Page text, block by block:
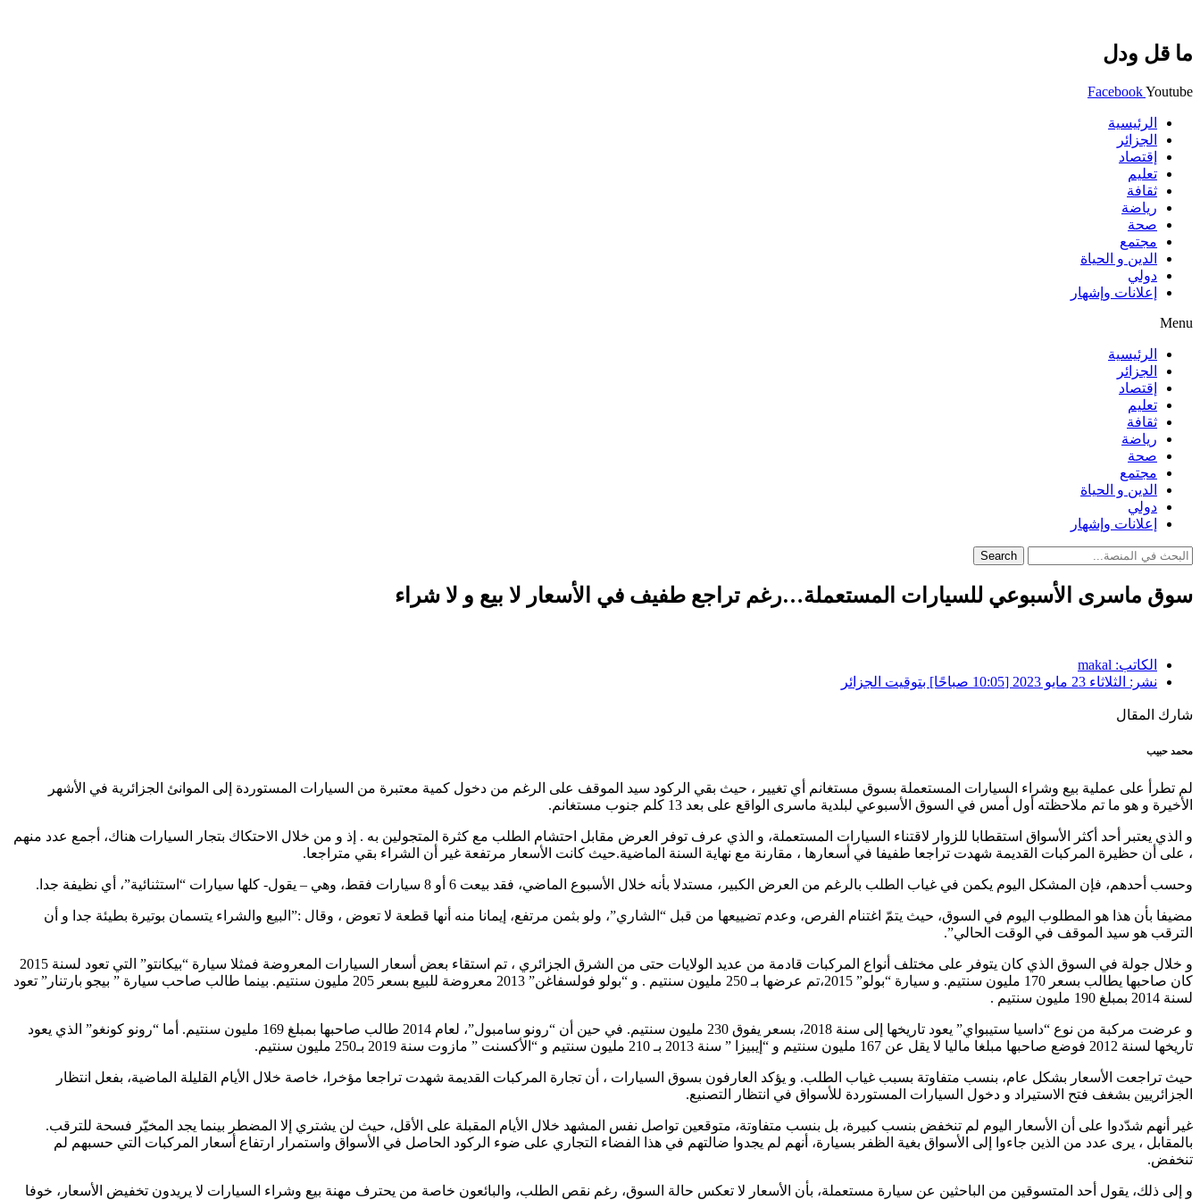
ما قل ودل
FacebookYoutube
الرئيسية
الجزائر
إقتصاد
تعليم
ثقافة
رياضة
صحة
مجتمع
الدين و الحياة
دولي
إعلانات وإشهار
Menu
الرئيسية
الجزائر
إقتصاد
تعليم
ثقافة
رياضة
صحة
مجتمع
الدين و الحياة
دولي
إعلانات وإشهار
Search
سوق ماسرى الأسبوعي للسيارات المستعملة…رغم تراجع طفيف في الأسعار لا بيع و لا شراء
الكاتب: makal
نشر: الثلاثاء 23 مايو 2023 [10:05 صباحًا] بتوقيت الجزائر
شارك المقال
محمد حبيب
لم تطرأ على عملية بيع وشراء السيارات المستعملة بسوق مستغانم أي تغيير ، حيث بقي الركود سيد الموقف على الرغم من دخول كمية معتبرة من السيارات المستوردة إلى الموانئ الجزائرية في الأشهر
الأخيرة و هو ما تم ملاحظته أول أمس في السوق الأسبوعي لبلدية ماسرى الواقع على بعد 13 كلم جنوب مستغانم.
و الذي يعتبر أحد أكثر الأسواق استقطابا للزوار لاقتناء السيارات المستعملة، و الذي عرف توفر العرض مقابل احتشام الطلب مع كثرة المتجولين به . إذ و من خلال الاحتكاك بتجار السيارات هناك، أجمع عدد منهم
، على أن حظيرة المركبات القديمة شهدت تراجعا طفيفا في أسعارها ، مقارنة مع نهاية السنة الماضية.حيث كانت الأسعار مرتفعة غير أن الشراء بقي متراجعا.
وحسب أحدهم، فإن المشكل اليوم يكمن في غياب الطلب بالرغم من العرض الكبير، مستدلا بأنه خلال الأسبوع الماضي، فقد بيعت 6 أو 8 سيارات فقط، وهي – يقول- كلها سيارات “استثنائية”، أي نظيفة جدا.
مضيفا بأن هذا هو المطلوب اليوم في السوق، حيث يتمّ اغتنام الفرص، وعدم تضييعها من قبل “الشاري”، ولو بثمن مرتفع، إيمانا منه أنها قطعة لا تعوض ، وقال :”البيع والشراء يتسمان بوتيرة بطيئة جدا و أن
الترقب هو سيد الموقف في الوقت الحالي”.
و خلال جولة في السوق الذي كان يتوفر على مختلف أنواع المركبات قادمة من عديد الولايات حتى من الشرق الجزائري ، تم استقاء بعض أسعار السيارات المعروضة فمثلا سيارة “بيكانتو” التي تعود لسنة 2015
كان صاحبها يطالب بسعر 170 مليون سنتيم. و سيارة “بولو” 2015،تم عرضها بـ 250 مليون سنتيم . و “بولو فولسفاغن” 2013 معروضة للبيع بسعر 205 مليون سنتيم. بينما طالب صاحب سيارة ” بيجو بارتنار” تعود
لسنة 2014 بمبلغ 190 مليون سنتيم .
و عرضت مركبة من نوع “داسيا ستيبواي” يعود تاريخها إلى سنة 2018، بسعر يفوق 230 مليون سنتيم. في حين أن “رونو سامبول”، لعام 2014 طالب صاحبها بمبلغ 169 مليون سنتيم. أما “رونو كونغو” الذي يعود
تاريخها لسنة 2012 فوضع صاحبها مبلغا ماليا لا يقل عن 167 مليون سنتيم و “إيبيزا ” سنة 2013 بـ 210 مليون سنتيم و “الأكسنت ” مازوت سنة 2019 بـ250 مليون سنتيم.
حيث تراجعت الأسعار بشكل عام، بنسب متفاوتة بسبب غياب الطلب. و يؤكد العارفون بسوق السيارات ، أن تجارة المركبات القديمة شهدت تراجعا مؤخرا، خاصة خلال الأيام القليلة الماضية، بفعل انتظار
الجزائريين بشغف فتح الاستيراد و دخول السيارات المستوردة للأسواق في انتظار التصنيع.
غير أنهم شدّدوا على أن الأسعار اليوم لم تنخفض بنسب كبيرة، بل بنسب متفاوتة، متوقعين تواصل نفس المشهد خلال الأيام المقبلة على الأقل، حيث لن يشتري إلا المضطر بينما يجد المخيّر فسحة للترقب.
بالمقابل ، يرى عدد من الذين جاءوا إلى الأسواق بغية الظفر بسيارة، أنهم لم يجدوا ضالتهم في هذا الفضاء التجاري على ضوء الركود الحاصل في الأسواق واستمرار ارتفاع أسعار المركبات التي حسبهم لم
تنخفض.
و إلى ذلك، يقول أحد المتسوقين من الباحثين عن سيارة مستعملة، بأن الأسعار لا تعكس حالة السوق، رغم نقص الطلب، والبائعون خاصة من يحترف مهنة بيع وشراء السيارات لا يريدون تخفيض الأسعار، خوفا